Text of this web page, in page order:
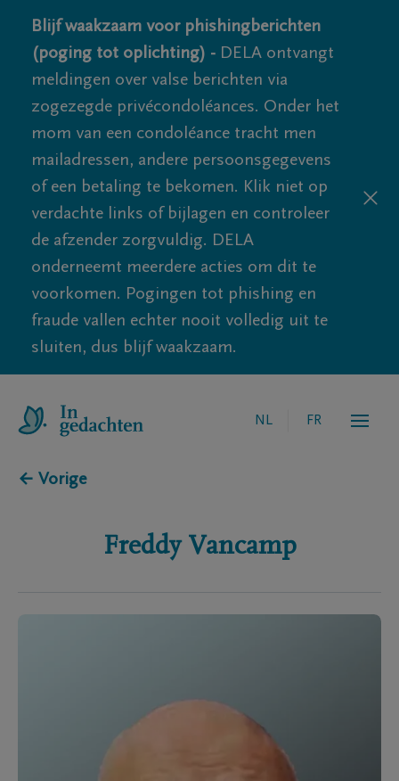
Blijf waakzaam voor phishingberichten
(poging tot oplichting) - DELA ontvangt
meldingen over valse berichten via
zogezegde privécondoléances. Onder het
mom van een condoléance tracht men
mailadressen, andere persoonsgegevens
of een betaling te bekomen. Klik niet op
verdachte links of bijlagen en controleer
de afzender zorgvuldig. DELA
onderneemt meerdere acties om dit te
voorkomen. Pogingen tot phishing en
fraude vallen echter nooit volledig uit te
sluiten, dus blijf waakzaam.
NL FR
← Vorige
Freddy Vancamp